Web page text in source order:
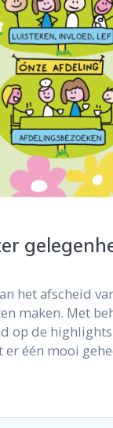
het afscheid
maken. Met
op de
één mooi